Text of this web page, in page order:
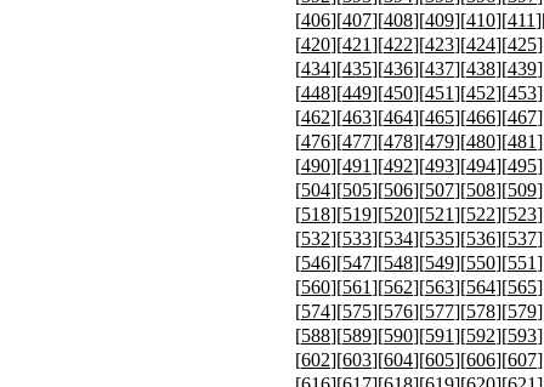
[406][407][408][409][410][411
[420][421][422][423][424][425
[434][435][436][437][438][439
[448][449][450][451][452][453
[462][463][464][465][466][467
[476][477][478][479][480][481
[490][491][492][493][494][495
[504][505][506][507][508][509
[518][519][520][521][522][523
[532][533][534][535][536][537
[546][547][548][549][550][551
[560][561][562][563][564][565
[574][575][576][577][578][579
[588][589][590][591][592][593
[602][603][604][605][606][607